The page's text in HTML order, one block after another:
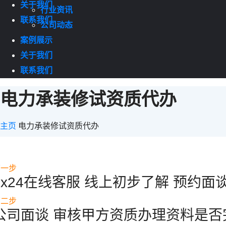
关于我们
联系我们
行业资讯
公司动态
案例展示
关于我们
联系我们
电力承装修试资质代办
主页 电力承装修试资质代办
步
在线客服 线上初步了解 预约面
步
司面谈 审核甲方资质办理资料是否